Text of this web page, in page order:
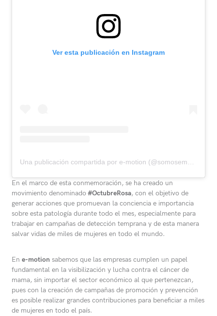
Ver esta publicación en Instagram
En el marco de esta conmemoración, se ha creado un
movimiento denominado#OctubreRosa, con el objetivo de
generar acciones que promuevan la conciencia e importancia
sobre esta patología durante todo el mes, especialmente para
trabajar en campañas de detección temprana y de esta manera
salvar vidas de miles de mujeres en todo el mundo.
En e-motion sabemos que las empresas cumplen un papel
fundamental en la visibilización y lucha contra el cáncer de
mama, sin importar el sector económico al que pertenezcan,
pues con la creación de campañas de promoción y prevención
es posible realizar grandes contribuciones para beneficiar a miles
de mujeres en todo el país.